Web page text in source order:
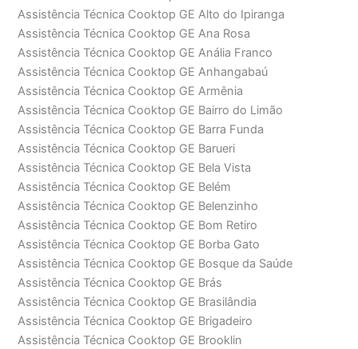
Assistência Técnica Cooktop GE Alto do Ipiranga
Assistência Técnica Cooktop GE Ana Rosa
Assistência Técnica Cooktop GE Anália Franco
Assistência Técnica Cooktop GE Anhangabaú
Assistência Técnica Cooktop GE Armênia
Assistência Técnica Cooktop GE Bairro do Limão
Assistência Técnica Cooktop GE Barra Funda
Assistência Técnica Cooktop GE Barueri
Assistência Técnica Cooktop GE Bela Vista
Assistência Técnica Cooktop GE Belém
Assistência Técnica Cooktop GE Belenzinho
Assistência Técnica Cooktop GE Bom Retiro
Assistência Técnica Cooktop GE Borba Gato
Assistência Técnica Cooktop GE Bosque da Saúde
Assistência Técnica Cooktop GE Brás
Assistência Técnica Cooktop GE Brasilândia
Assistência Técnica Cooktop GE Brigadeiro
Assistência Técnica Cooktop GE Brooklin